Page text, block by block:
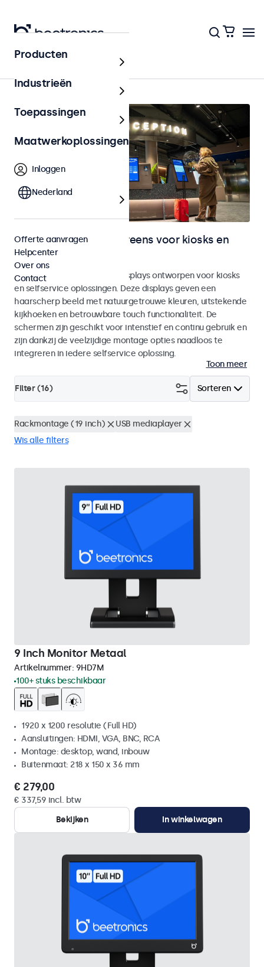
Home
Monitoren en touchscreens voor kiosks en
selfservice
Monitoren en touchscreen displays ontworpen voor kiosks
en selfservice oplossingen. Deze displays geven een
haarscherp beeld met natuurgetrouwe kleuren, uitstekende
kijkhoeken en betrouwbare touch functionaliteit. De
schermen zijn geschikt voor intenstief en continu gebruik en
zijn dankzij de veelzijdige montage opties naadloos te
integreren in iedere selfservice oplossing.
Toon meer
Sorteren
Filter (16)
Rackmontage (19 inch)
USB mediaplayer
Wis alle filters
9 Inch Monitor Metaal
Artikelnummer: 9HD7M
100+ stuks beschikbaar
1920 x 1200 resolutie (Full HD)
Aansluitingen: HDMI, VGA, BNC, RCA
Montage: desktop, wand, inbouw
Buitenmaat: 218 x 150 x 36 mm
€ 279,00
€ 337,59 incl. btw
Bekijken
In winkelwagen
Producten
Industrieën
Toepassingen
Maatwerkoplossingen
Inloggen
Nederland
Offerte aanvragen
Helpcenter
Over ons
Contact